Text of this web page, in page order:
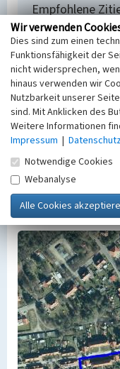
Empfohlene
Der hier
Lizenz CC BY-NC
kommerziell). Die
möglicherweise
Bedingungen, die
Empfohlene
„Wohnhaus
51”. In: KuLaDig,
https://
30700115
Wir verwenden
Dies sind zum einen
Funktionsfähigkeit der
nicht widersprechen,
hinaus verwenden wir
Nutzbarkeit unserer
sind. Mit Anklicken des
Weitere Informationen
Impressum |
Notwendige Cookies
Webanalyse